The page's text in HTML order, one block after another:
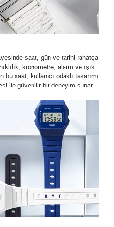
saat, gün ve tarihi rahatça
kronometre, alarm ve ışık
saat, kullanıcı odaklı tasarımı
ile güvenilir bir deneyim sunar.